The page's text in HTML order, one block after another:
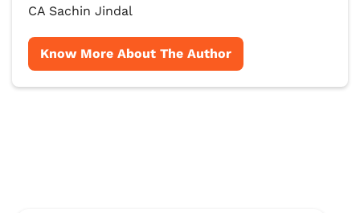
CA Sachin Jindal
Know More About The Author